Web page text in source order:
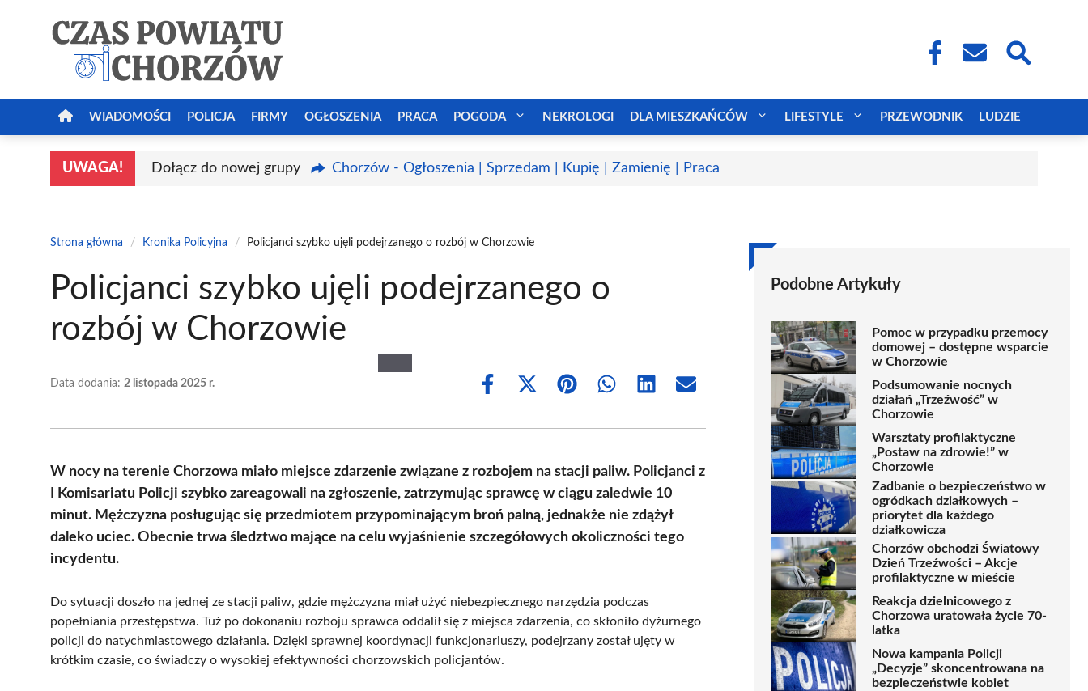
WIADOMOŚCI POLICJA FIRMY OGŁOSZENIA PRACA POGODA NEKROLOGI DLA MIESZKAŃCÓW LIFESTYLE PRZEWODNIK LUDZIE
UWAGA! Dołącz do nowej grupy Chorzów - Ogłoszenia | Sprzedam | Kupię | Zamienię | Praca
Strona główna / Kronika Policyjna / Policjanci szybko ujęli podejrzanego o rozbój w Chorzowie
Policjanci szybko ujęli podejrzanego o
rozbój w Chorzowie
Data dodania: 2 listopada 2025 r.
Share
Share
(Twitter)
Share Share Share Share
W nocy na terenie Chorzowa miało miejsce zdarzenie związane z rozbojem na stacji paliw. Policjanci z
I Komisariatu Policji szybko zareagowali na zgłoszenie, zatrzymując sprawcę w ciągu zaledwie 10
minut. Mężczyzna posługując się przedmiotem przypominającym broń palną, jednakże nie zdążył
daleko uciec. Obecnie trwa śledztwo mające na celu wyjaśnienie szczegółowych okoliczności tego
incydentu.
Do sytuacji doszło na jednej ze stacji paliw, gdzie mężczyzna miał użyć niebezpiecznego narzędzia podczas
popełniania przestępstwa. Tuż po dokonaniu rozboju sprawca oddalił się z miejsca zdarzenia, co skłoniło dyżurnego
policji do natychmiastowego działania. Dzięki sprawnej koordynacji funkcjonariuszy, podejrzany został ujęty w
krótkim czasie, co świadczy o wysokiej efektywności chorzowskich policjantów.
Podobne Artykuły
Pomoc w przypadku przemocy
domowej – dostępne wsparcie
w Chorzowie
Podsumowanie nocnych
działań „Trzeźwość” w
Chorzowie
Warsztaty profilaktyczne
„Postaw na zdrowie!” w
Chorzowie
Zadbanie o bezpieczeństwo w
ogródkach działkowych –
priorytet dla każdego
działkowicza
Chorzów obchodzi Światowy
Dzień Trzeźwości – Akcje
profilaktyczne w mieście
Reakcja dzielnicowego z
Chorzowa uratowała życie 70-
latka
Nowa kampania Policji
„Decyzje” skoncentrowana na
bezpieczeństwie kobiet